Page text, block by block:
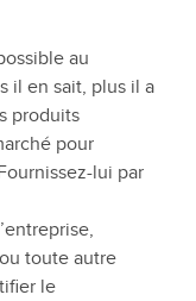
au
il en sait, plus il a
produits
pour
lui par
toute autre
le